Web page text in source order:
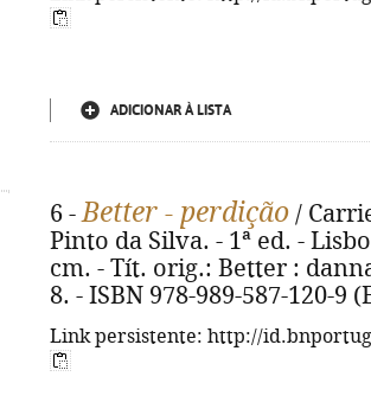
ADICIONAR À LISTA
6 -Better - perdição /
Pinto da Silva. - 1ª ed. -
cm. - Tít. orig.: Better :
8. - ISBN 978-989-587-120-9
Link persistente: http://